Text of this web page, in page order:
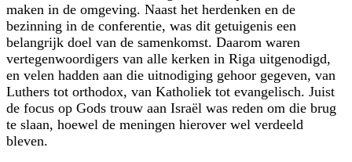
maken in de omgeving. Naast het herdenken en de
bezinning in de conferentie, was dit getuigenis een
belangrijk doel van de samenkomst. Daarom waren
vertegenwoordigers van alle kerken in Riga uitgenodigd,
en velen hadden aan die uitnodiging gehoor gegeven, van
Luthers tot orthodox, van Katholiek tot evangelisch. Juist
de focus op Gods trouw aan Israël was reden om die brug
te slaan, hoewel de meningen hierover wel verdeeld
bleven.